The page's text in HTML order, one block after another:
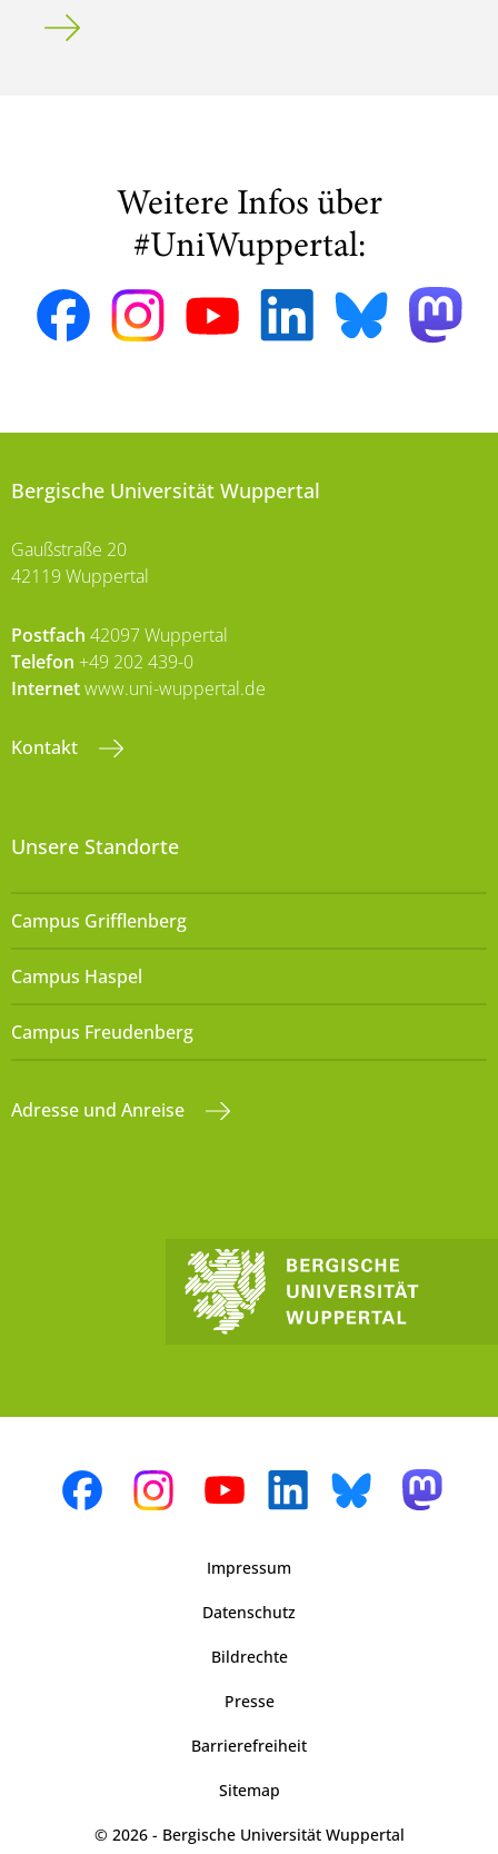
Generalsanierung Bahnstrecke Nah- und Fernverkehr ab
Weitere Infos über
#UniWuppertal:
Bergische Universität Wuppertal
Gaußstraße 20
42119 Wuppertal
Postfach 42097 Wuppertal
Telefon +49 202 439-0
Internetwww.uni-wuppertal.de
Kontakt
Unsere Standorte
Campus Grifflenberg
Campus Haspel
Campus Freudenberg
Adresse und Anreise
Impressum
Datenschutz
Bildrechte
Presse
Barrierefreiheit
Sitemap
© 2026 - Bergische Universität Wuppertal